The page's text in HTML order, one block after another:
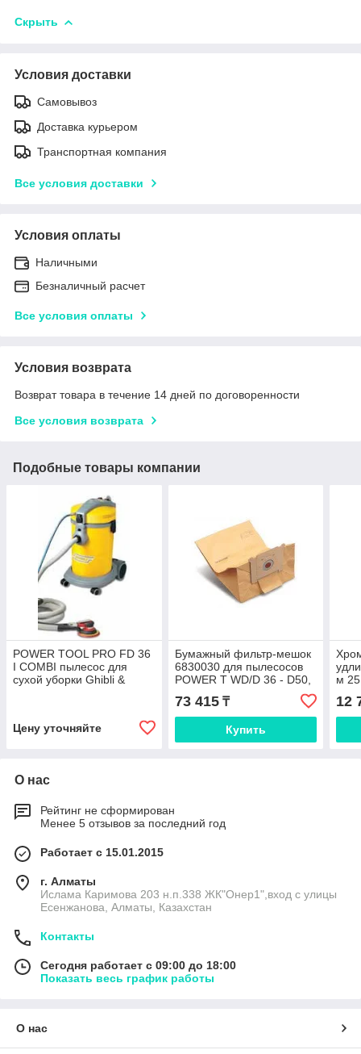
Скрыть
Условия доставки
Самовывоз
Доставка курьером
Транспортная компания
Все условия доставки
Условия оплаты
Наличными
Безналичный расчет
Все условия оплаты
Условия возврата
Возврат товара в течение 14 дней по договоренности
Все условия возврата
Подобные товары компании
POWER TOOL PRO FD 36
I COMBI пылесос для
сухой уборки Ghibli &
Цену уточняйте
Бумажный фильтр-мешок
6830030 для пылесосов
POWER T WD/D 36 - D50,
AS400, AS59, AS590, AS60
P, AS600
73 415₸
Купить
м
12
О нас
Рейтинг не сформирован
Менее 5 отзывов за последний год
Работает с 15.01.2015
г. Алматы
Ислама Каримова 203 н.п.338 ЖК"Онер1",вход с улицы
Есенжанова, Алматы, Казахстан
Контакты
Сегодня работает с 09:00 до 18:00
Показать весь график работы
О нас